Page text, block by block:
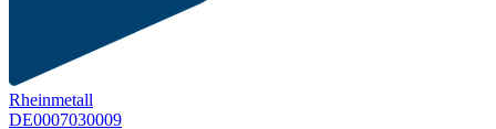
Rheinmetall
DE0007030009